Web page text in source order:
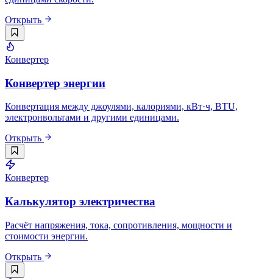
Открыть
Конвертер
Конвертер энергии
Конвертация между джоулями, калориями, кВт·ч, BTU,
электронвольтами и другими единицами.
Открыть
Конвертер
Калькулятор электричества
Расчёт напряжения, тока, сопротивления, мощности и
стоимости энергии.
Открыть